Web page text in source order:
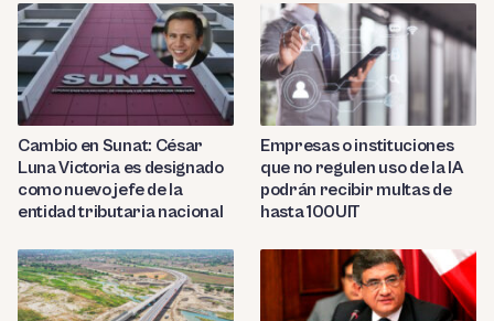
Cambio en Sunat: César
Luna Victoria es designado
como nuevo jefe de la
entidad tributaria nacional
Empresas o instituciones
que no regulen uso de la IA
podrán recibir multas de
hasta 100UIT